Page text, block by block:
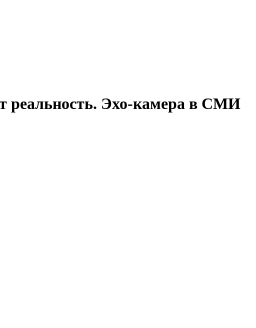
реальность. Эхо-камера в СМИ